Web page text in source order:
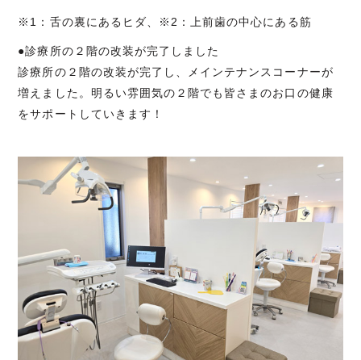
※1：舌の裏にあるヒダ、※2：上前歯の中心にある筋
●診療所の２階の改装が完了しました
診療所の２階の改装が完了し、メインテナンスコーナーが
増えました。明るい雰囲気の２階でも皆さまのお口の健康
をサポートしていきます！